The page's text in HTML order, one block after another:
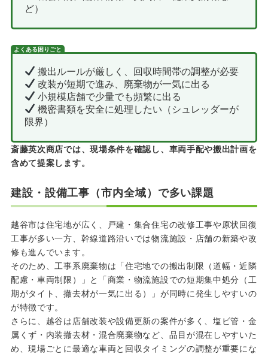
ど）
よくある困りごと
搬出ルールが厳しく、回収時間帯の調整が必要
改装が短期で進み、廃棄物が一気に出る
小規模店舗で少量でも頻繁に出る
機密書類を安全に処理したい（シュレッダーが
限界）
斎藤英次商店では、現場条件を確認し、車両手配や搬出計画を
含めて提案します。
建設・設備工事（市内全域）で多い課題
越谷市は住宅地が広く、戸建・集合住宅の改修工事や原状回復
工事が多い一方、幹線道路沿いでは物流施設・店舗の新築や改
修も進んでいます。
そのため、工事系廃棄物は「住宅地での搬出制限（道幅・近隣
配慮・車両制限）」と「商業・物流施設での短期集中処分（工
期がタイト、撤去材が一気に出る）」が同時に発生しやすいの
が特徴です。
さらに、越谷は店舗改装や設備更新の案件が多く、塩ビ管・金
属くず・内装撤去材・混合廃棄物など、品目が混在しやすいた
め、現場ごとに最適な車両と回収タイミングの調整が重要にな